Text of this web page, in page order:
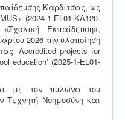
Καρδίτσας, ως
(2024-1-EL01-KA120-
Εκπαίδευση»,
2026 την υλοποίηση
‘Accredited projects for
education’ (2025-1-EL01-
με τον πυλώνα του
Νοημοσύνη και